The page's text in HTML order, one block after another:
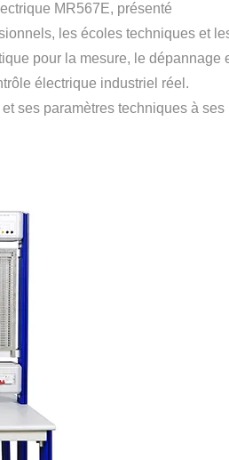
MR567E, présenté
les écoles techniques et
pour la mesure, le dépannage
électrique industriel réel.
ses paramètres techniques à ses